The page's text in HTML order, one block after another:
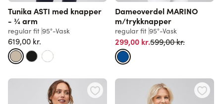
Tunika ASTI med knapper
- ¾ arm
regular fit 95°-Vask
619,00 kr.
Dameoverdel MARINO
m/trykknapper
regular fit 95°-Vask
299,00 kr.Normalpris
599,00 kr.